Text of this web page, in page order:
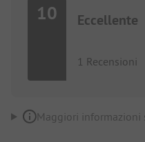
10 Eccellente
1 Recensioni
Maggiori informazioni